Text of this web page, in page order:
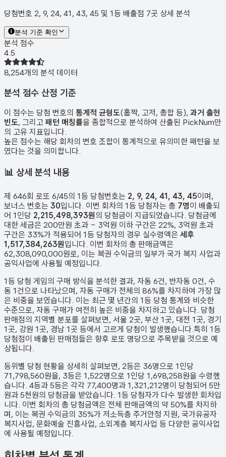
당첨번호 2, 9, 24, 41, 43, 45 및 1등 배출점 7곳 상세 분석
분석 기준 확인
분석 점수
4.5
8,254개의 분석 데이터
분석 점수 산정 기준
이 점수는 당첨 번호의 통계적 균형도(홀짝, 고저, 총합 등), 과거 출현
빈도, 그리고 패턴 매칭률을 종합적으로 분석하여 산출된 PickNum만
의 고유 지표입니다.
높은 점수는 해당 회차의 번호 조합이 통계적으로 유의미한 패턴을 보
였다는 것을 의미합니다.
📊 상세 분석 내용
제 646회 로또 6/45의 1등 당첨번호는 2, 9, 24, 41, 43, 45이며,
보너스 번호는 30입니다. 이번 회차의 1등 당첨자는 총 7명이 배출되
어 1인당 2,215,498,393원의 당첨금이 지급되었습니다. 당첨금에
대한 세금은 200만원 초과 ~ 3억원 이하 구간은 22%, 3억원 초과
구간은 33%가 적용되어 1등 당첨자의 경우 실수령액은 세후
1,517,384,263원입니다. 이번 회차의 총 판매금액은
62,308,090,000원로, 이는 복권 수익금의 일부가 국가 복지 사업과
공익사업에 사용될 예정입니다.
1등 당첨 게임의 구매 방식을 분석한 결과, 자동 6건, 반자동 0건, 수
동 1건 으로 나타났으며, 자동 구매가 전체의 86%를 차지하여 가장 많
은 비중을 보였습니다. 이는 최근 몇 년간의 1등 당첨 통계와 비슷한
수준으로, 자동 구매가 여전히 높은 비중을 차지하고 있습니다. 당첨
판매점의 지역별 분포를 살펴보면, 서울 2곳, 부산 1곳, 대전 1곳, 경기
1곳, 강원 1곳, 경남 1곳 등에서 고르게 당첨이 발생했습니다. 특히 1등
당첨점이 배출된 판매점들은 향후 로또 명당으로 주목받을 것으로 예
상됩니다.
등위별 당첨 현황을 상세히 살펴보면, 2등은 36명으로 1인당
71,798,560원을, 3등은 1,522명으로 1인당 1,698,258원을 수령했
습니다. 4등과 5등은 각각 77,400명과 1,321,212명이 당첨되어 5만
원과 5천원의 당첨금을 받았습니다. 1등 당첨자가 다수 발생한 회차입
니다. 이번 회차의 총 당첨금액은 전체 판매금액의 약 50%를 차지하
며, 이는 복권 수익금의 35%가 저소득층 주거안정 지원, 국가유공자
복지사업, 문화예술 진흥사업, 소외계층 복지사업 등 다양한 공익사업
에 사용될 예정입니다.